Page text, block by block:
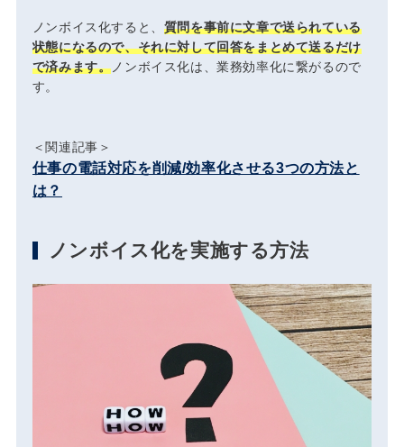
ノンボイス化すると、 質問を事前に文章で送られている
状態になるので、それに対して回答をまとめて送るだけ
で済みます。 ノンボイス化は、業務効率化に繋がるので
す。
＜関連記事＞
仕事の電話対応を削減/効率化させる3つの方法と
は？
ノンボイス化を実施する方法